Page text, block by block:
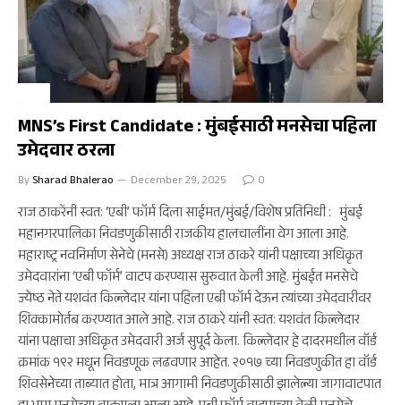
MNS’s First Candidate : मुंबईसाठी मनसेचा पहिला
उमेदवार ठरला
By Sharad Bhalerao December 29, 2025 0
राज ठाकरेंनी स्वत: ‘एबी’ फॉर्म दिला साईमत/मुंबई/विशेष प्रतिनिधी : मुंबई
महानगरपालिका निवडणुकीसाठी राजकीय हालचालींना वेग आला आहे.
महाराष्ट्र नवनिर्माण सेनेचे (मनसे) अध्यक्ष राज ठाकरे यांनी पक्षाच्या अधिकृत
उमेदवारांना ‘एबी फॉर्म’ वाटप करण्यास सुरुवात केली आहे. मुंबईत मनसेचे
ज्येष्ठ नेते यशवंत किल्लेदार यांना पहिला एबी फॉर्म देऊन त्यांच्या उमेदवारीवर
शिक्कामोर्तब करण्यात आले आहे. राज ठाकरे यांनी स्वत: यशवंत किल्लेदार
यांना पक्षाचा अधिकृत उमेदवारी अर्ज सुपूर्द केला. किल्लेदार हे दादरमधील वॉर्ड
क्रमांक १९२ मधून निवडणूक लढवणार आहेत. २०१७ च्या निवडणुकीत हा वॉर्ड
शिवसेनेच्या ताब्यात होता, मात्र आगामी निवडणुकीसाठी झालेल्या जागावाटपात